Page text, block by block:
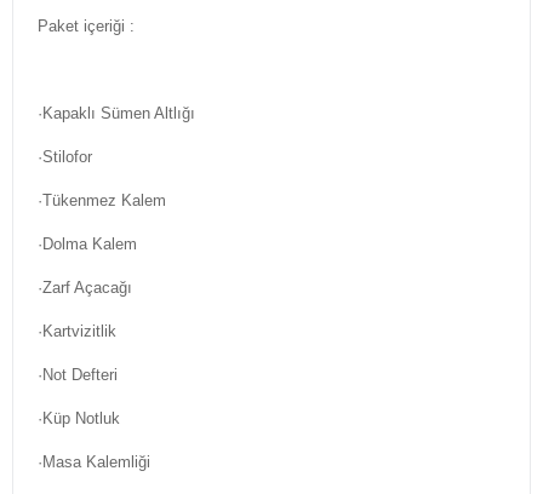
Paket içeriği :
·Kapaklı Sümen Altlığı
·Stilofor
·Tükenmez Kalem
·Dolma Kalem
·Zarf Açacağı
·Kartvizitlik
·Not Defteri
·Küp Notluk
·Masa Kalemliği